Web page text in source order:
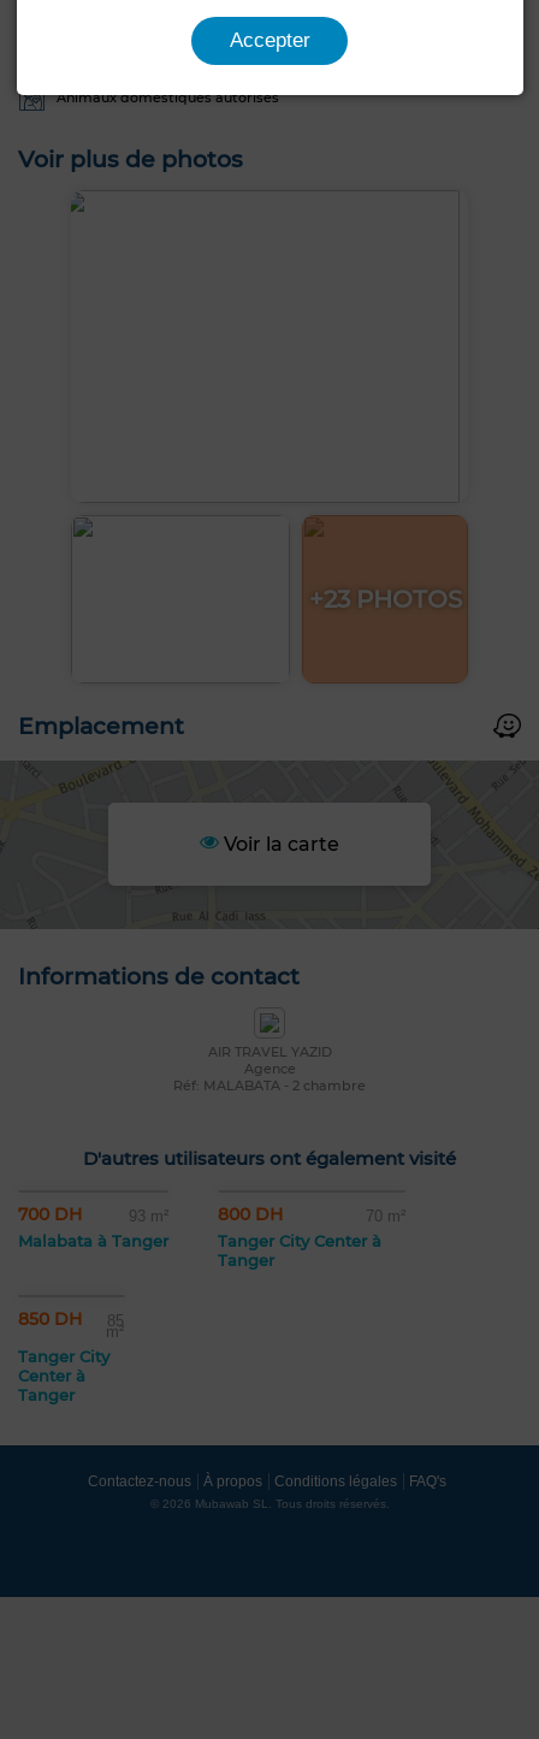
Four TV
Internet
Animaux domestiques autorisés
Voir plus de photos
+23 PHOTOS
Emplacement
Voir la carte
Informations de contact
AIR TRAVEL YAZID
Agence
Réf: MALABATA - 2 chambre
D'autres utilisateurs ont également visité
700 DH 93 m²
Malabata à Tanger
800 DH 70 m²
Tanger City Center à
Tanger
850 DH 85
m²
Tanger City
Center à
Tanger
Contactez-nous À propos Conditions légales FAQ's
© 2026 Mubawab SL. Tous droits réservés.
Accepter